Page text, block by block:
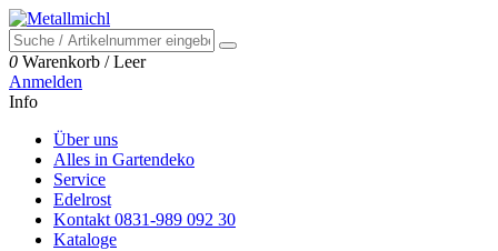
0 Warenkorb /Leer
Anmelden
Info
Über uns
Alles in Gartendeko
Service
Edelrost
Kontakt 0831-989 092 30
Kataloge